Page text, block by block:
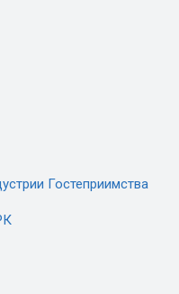
Гостеприимства